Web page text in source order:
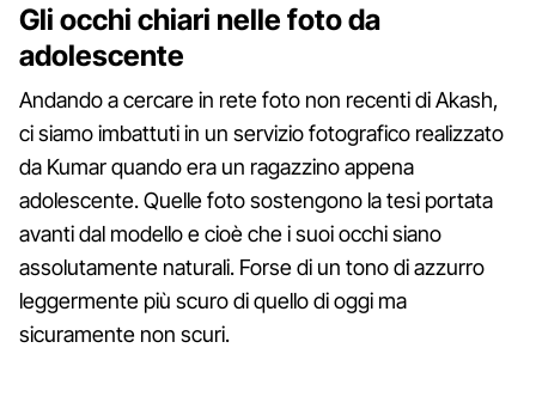
Gli occhi chiari nelle foto da
adolescente
Andando a cercare in rete foto non recenti di Akash,
ci siamo imbattuti in un servizio fotografico realizzato
da Kumar quando era un ragazzino appena
adolescente. Quelle foto sostengono la tesi portata
avanti dal modello e cioè che i suoi occhi siano
assolutamente naturali. Forse di un tono di azzurro
leggermente più scuro di quello di oggi ma
sicuramente non scuri.